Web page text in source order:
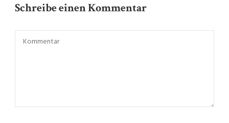
Schreibe einen Kommentar